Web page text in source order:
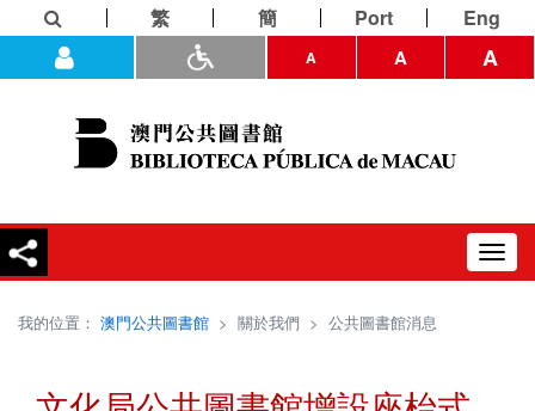
繁 簡 Port Eng
A A A
我的位置： 澳門公共圖書館 > 關於我們 > 公共圖書館消息